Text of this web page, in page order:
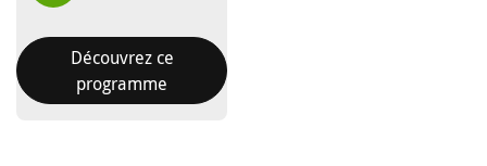
Découvrez ce
programme